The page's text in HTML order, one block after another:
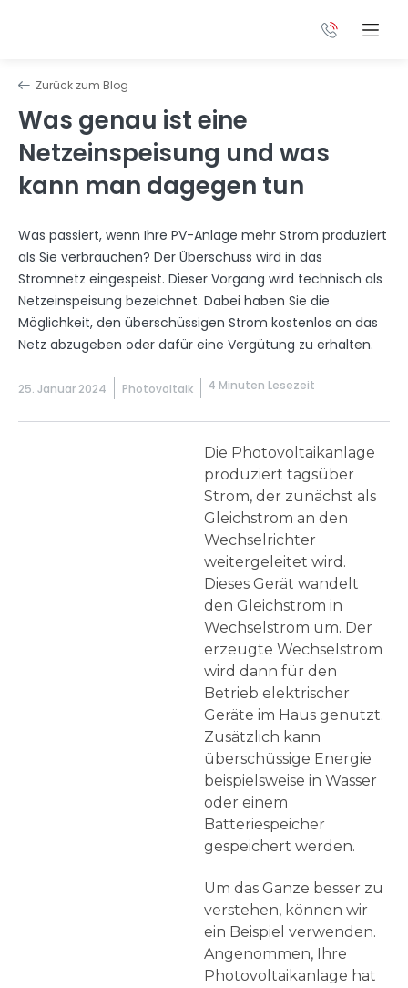
Zurück zum Blog
Was genau ist eine
Netzeinspeisung und was
kann man dagegen tun
Was passiert, wenn Ihre PV-Anlage mehr Strom produziert
als Sie verbrauchen? Der Überschuss wird in das
Stromnetz eingespeist. Dieser Vorgang wird technisch als
Netzeinspeisung bezeichnet. Dabei haben Sie die
Möglichkeit, den überschüssigen Strom kostenlos an das
Netz abzugeben oder dafür eine Vergütung zu erhalten.
25. Januar 2024 Photovoltaik 4 Minuten Lesezeit
Die Photovoltaikanlage
produziert tagsüber
Strom, der zunächst als
Gleichstrom an den
Wechselrichter
weitergeleitet wird.
Dieses Gerät wandelt
den Gleichstrom in
Wechselstrom um. Der
erzeugte Wechselstrom
wird dann für den
Betrieb elektrischer
Geräte im Haus genutzt.
Zusätzlich kann
überschüssige Energie
beispielsweise in Wasser
oder einem
Batteriespeicher
gespeichert werden.
Um das Ganze besser zu
verstehen, können wir
ein Beispiel verwenden.
Angenommen, Ihre
Photovoltaikanlage hat